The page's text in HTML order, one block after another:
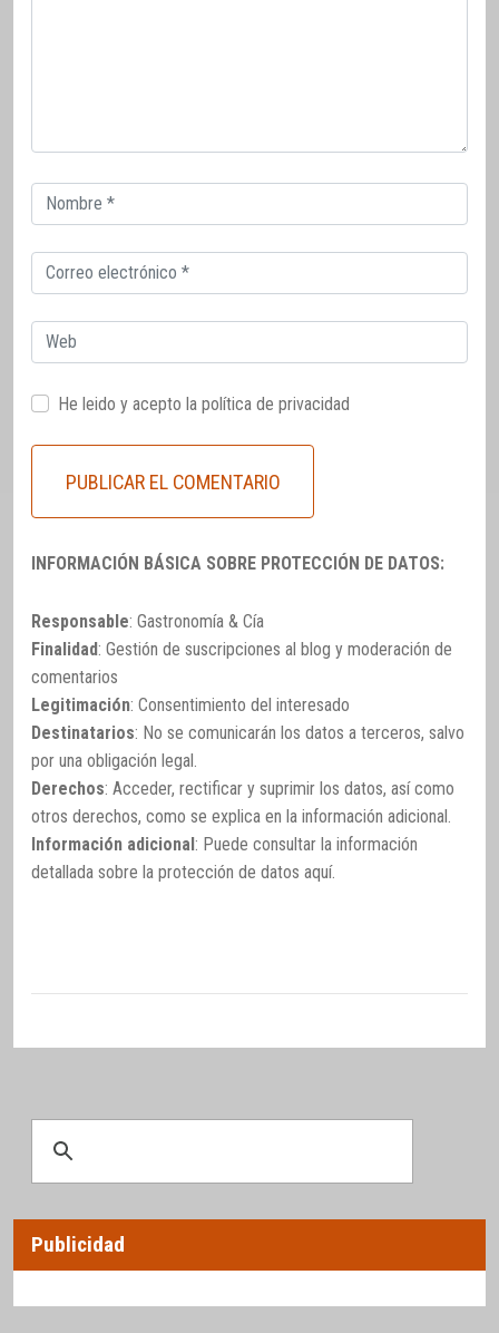
Correo
electrónico
Correo
electrónico
Web
He leido y acepto la política de privacidad
INFORMACIÓN BÁSICA SOBRE PROTECCIÓN DE DATOS:
Responsable: Gastronomía & Cía
Finalidad: Gestión de suscripciones al blog y moderación de
comentarios
Legitimación: Consentimiento del interesado
Destinatarios: No se comunicarán los datos a terceros, salvo
por una obligación legal.
Derechos: Acceder, rectificar y suprimir los datos, así como
otros derechos, como se explica en la información adicional.
Información adicional: Puede consultar la información
detallada sobre la protección de datos aquí.
Publicidad